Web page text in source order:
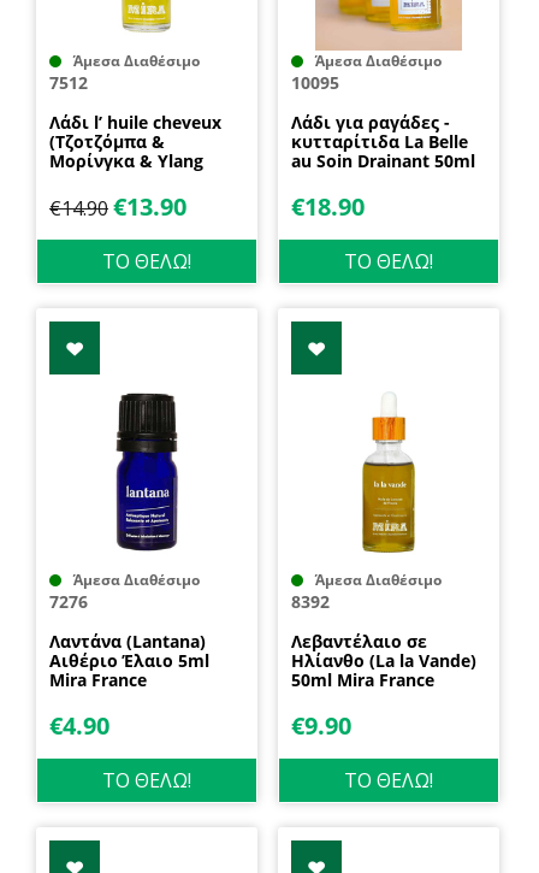
Άμεσα Διαθέσιμο
7512
Λάδι l’ huile cheveux
(Tζοτζόμπα &
Μορίνγκα & Ylang
France
€14.90€13.90
ΤΟ ΘΕΛΩ!
Άμεσα Διαθέσιμο
10095
Λάδι για ραγάδες -
κυτταρίτιδα La Belle
au Soin Drainant 50ml
€18.90
ΤΟ ΘΕΛΩ!
Άμεσα Διαθέσιμο
7276
Λαντάνα (Lantana)
Αιθέριο Έλαιο 5ml
Mira France
€4.90
ΤΟ ΘΕΛΩ!
Άμεσα Διαθέσιμο
8392
Λεβαντέλαιο σε
Ηλίανθο (La la Vande)
50ml Mira France
€9.90
ΤΟ ΘΕΛΩ!